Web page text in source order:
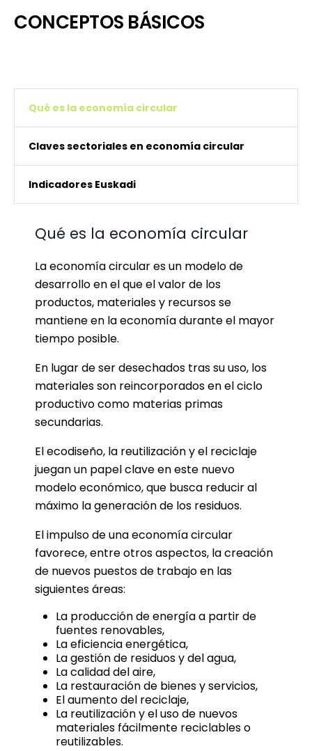
CONCEPTOS BÁSICOS
Qué es la economía circular
Claves sectoriales en economía circular
Indicadores Euskadi
Qué es la economía circular
La economía circular es un modelo de
desarrollo en el que el valor de los
productos, materiales y recursos se
mantiene en la economía durante el mayor
tiempo posible.
En lugar de ser desechados tras su uso, los
materiales son reincorporados en el ciclo
productivo como materias primas
secundarias.
El ecodiseño, la reutilización y el reciclaje
juegan un papel clave en este nuevo
modelo económico, que busca reducir al
máximo la generación de los residuos.
El impulso de una economía circular
favorece, entre otros aspectos, la creación
de nuevos puestos de trabajo en las
siguientes áreas:
La producción de energía a partir de
fuentes renovables,
La eficiencia energética,
La gestión de residuos y del agua,
La calidad del aire,
La restauración de bienes y servicios,
El aumento del reciclaje,
La reutilización y el uso de nuevos
materiales fácilmente reciclables o
reutilizables.